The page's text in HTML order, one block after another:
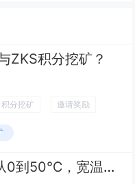
ZKS积分挖矿？
积分挖矿 邀请奖励
Antminer U3S21EXPH：从0到50℃，宽温适应的挖掘利器